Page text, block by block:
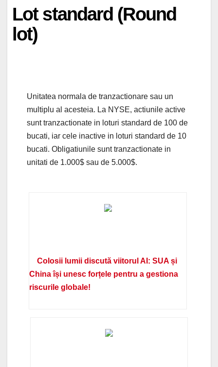
Lot standard (Round
lot)
Unitatea normala de tranzactionare sau un
multiplu al acesteia. La NYSE, actiunile active
sunt tranzactionate in loturi standard de 100 de
bucati, iar cele inactive in loturi standard de 10
bucati. Obligatiunile sunt tranzactionate in
unitati de 1.000$ sau de 5.000$.
Colosii lumii discută viitorul AI: SUA și
China își unesc forțele pentru a gestiona
riscurile globale!